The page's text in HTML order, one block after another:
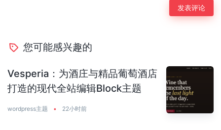
您可能感兴趣的
Vesperia：为酒庄与精品葡萄酒店
打造的现代全站编辑Block主题
wordpress主题 • 22小时前